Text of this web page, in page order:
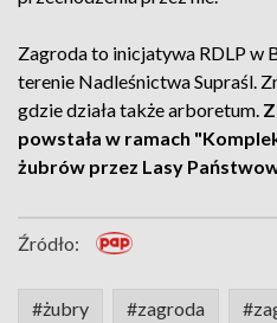
Zagroda to inicjatywa RDLP w
terenie Nadleśnictwa Supraśl.
gdzie działa także arboretum.
powstała w ramach
żubrów przez Lasy
Źródło:
#żubry #zagroda